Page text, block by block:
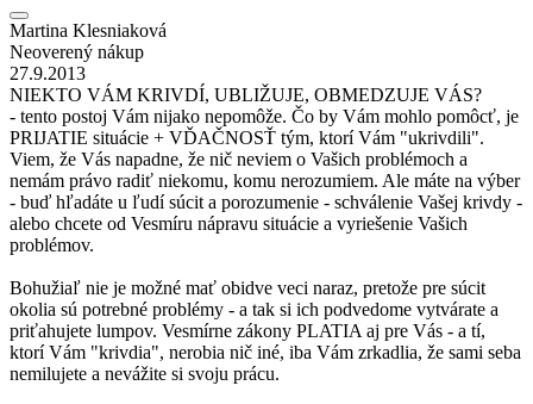
Martina Klesniaková
Neoverený nákup
27.9.2013
NIEKTO VÁM KRIVDÍ, UBLIŽUJE, OBMEDZUJE VÁS?
- tento postoj Vám nijako nepomôže. Čo by Vám mohlo pomôcť, je
PRIJATIE situácie + VĎAČNOSŤ tým, ktorí Vám "ukrivdili".
Viem, že Vás napadne, že nič neviem o Vašich problémoch a
nemám právo radiť niekomu, komu nerozumiem. Ale máte na výber
- buď hľadáte u ľudí súcit a porozumenie - schválenie Vašej krivdy -
alebo chcete od Vesmíru nápravu situácie a vyriešenie Vašich
problémov.
Bohužiaľ nie je možné mať obidve veci naraz, pretože pre súcit
okolia sú potrebné problémy - a tak si ich podvedome vytvárate a
priťahujete lumpov. Vesmírne zákony PLATIA aj pre Vás - a tí,
ktorí Vám "krivdia", nerobia nič iné, iba Vám zrkadlia, že sami seba
nemilujete a nevážite si svoju prácu.